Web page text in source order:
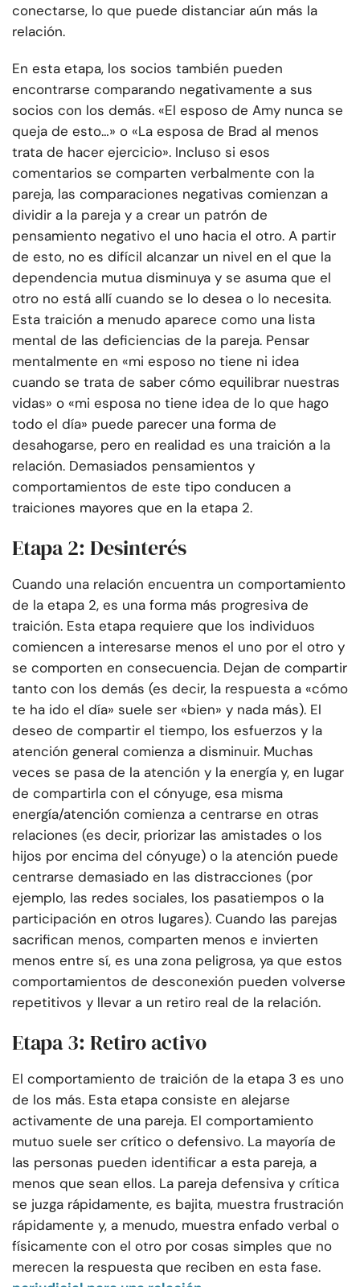
conectarse, lo que puede distanciar aún más la
relación.
En esta etapa, los socios también pueden
encontrarse comparando negativamente a sus
socios con los demás. «El esposo de Amy nunca se
queja de esto…» o «La esposa de Brad al menos
trata de hacer ejercicio». Incluso si esos
comentarios se comparten verbalmente con la
pareja, las comparaciones negativas comienzan a
dividir a la pareja y a crear un patrón de
pensamiento negativo el uno hacia el otro. A partir
de esto, no es difícil alcanzar un nivel en el que la
dependencia mutua disminuya y se asuma que el
otro no está allí cuando se lo desea o lo necesita.
Esta traición a menudo aparece como una lista
mental de las deficiencias de la pareja. Pensar
mentalmente en «mi esposo no tiene ni idea
cuando se trata de saber cómo equilibrar nuestras
vidas» o «mi esposa no tiene idea de lo que hago
todo el día» puede parecer una forma de
desahogarse, pero en realidad es una traición a la
relación. Demasiados pensamientos y
comportamientos de este tipo conducen a
traiciones mayores que en la etapa 2.
Etapa 2: Desinterés
Cuando una relación encuentra un comportamiento
de la etapa 2, es una forma más progresiva de
traición. Esta etapa requiere que los individuos
comiencen a interesarse menos el uno por el otro y
se comporten en consecuencia. Dejan de compartir
tanto con los demás (es decir, la respuesta a «cómo
te ha ido el día» suele ser «bien» y nada más). El
deseo de compartir el tiempo, los esfuerzos y la
atención general comienza a disminuir. Muchas
veces se pasa de la atención y la energía y, en lugar
de compartirla con el cónyuge, esa misma
energía/atención comienza a centrarse en otras
relaciones (es decir, priorizar las amistades o los
hijos por encima del cónyuge) o la atención puede
centrarse demasiado en las distracciones (por
ejemplo, las redes sociales, los pasatiempos o la
participación en otros lugares). Cuando las parejas
sacrifican menos, comparten menos e invierten
menos entre sí, es una zona peligrosa, ya que estos
comportamientos de desconexión pueden volverse
repetitivos y llevar a un retiro real de la relación.
Etapa 3: Retiro activo
El comportamiento de traición de la etapa 3 es uno
de los más. Esta etapa consiste en alejarse
activamente de una pareja. El comportamiento
mutuo suele ser crítico o defensivo. La mayoría de
las personas pueden identificar a esta pareja, a
menos que sean ellos. La pareja defensiva y crítica
se juzga rápidamente, es bajita, muestra frustración
rápidamente y, a menudo, muestra enfado verbal o
físicamente con el otro por cosas simples que no
merecen la respuesta que reciben en esta fase.